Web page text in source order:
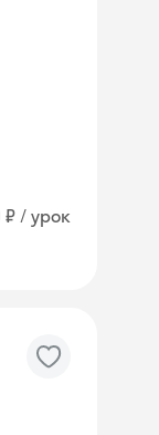
₽ / урок